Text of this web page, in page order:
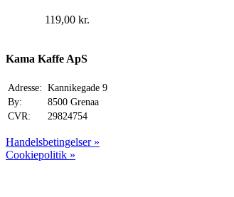
119,00 kr.
Kama Kaffe ApS
Adresse: Kannikegade 9
By:
8500 Grenaa
CVR:
29824754
Handelsbetingelser »
Cookiepolitik »